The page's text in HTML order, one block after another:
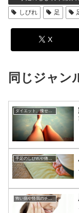
しびれ
足
X
同じジャン
ダイエット、痩せる方法
手足のしびれや痛みについて
怖い病や怪我のチェック